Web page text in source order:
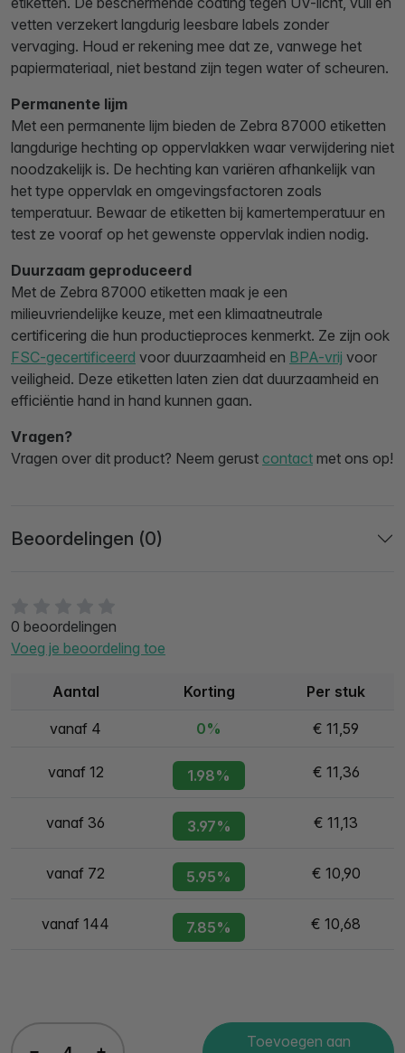
0 beoordelingen
Voeg je beoordeling toe
Aantal Korting Per stuk
vanaf 4 0% € 11,59
vanaf 12 1.98% € 11,36
vanaf 36 3.97% € 11,13
vanaf 72 5.95% € 10,90
vanaf 144 7.85% € 10,68
Toevoegen aan
vetten verzekert langdurig leesbare labels zonder
vervaging. Houd er rekening mee dat ze, vanwege het
papiermateriaal, niet bestand zijn tegen water of scheuren.
Permanente lijm
Met een permanente lijm bieden de Zebra 87000 etiketten
langdurige hechting op oppervlakken waar verwijdering niet
noodzakelijk is. De hechting kan variëren afhankelijk van
het type oppervlak en omgevingsfactoren zoals
temperatuur. Bewaar de etiketten bij kamertemperatuur en
test ze vooraf op het gewenste oppervlak indien nodig.
Duurzaam geproduceerd
Met de Zebra 87000 etiketten maak je een
milieuvriendelijke keuze, met een klimaatneutrale
certificering die hun productieproces kenmerkt. Ze zijn ook
FSC-gecertificeerd voor duurzaamheid en BPA-vrij voor
veiligheid. Deze etiketten laten zien dat duurzaamheid en
efficiëntie hand in hand kunnen gaan.
Vragen?
Vragen over dit product? Neem gerust contact met ons op!
Beoordelingen (0)